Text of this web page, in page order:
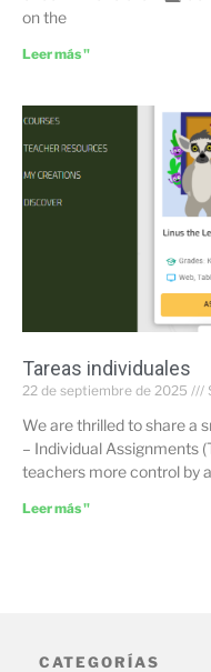
on the
Leer más "
Tareas individuales
22 de septiembre de 2025
We are thrilled to share a
– Individual Assignments
teachers more control by
Leer más "
CATEGORÍAS